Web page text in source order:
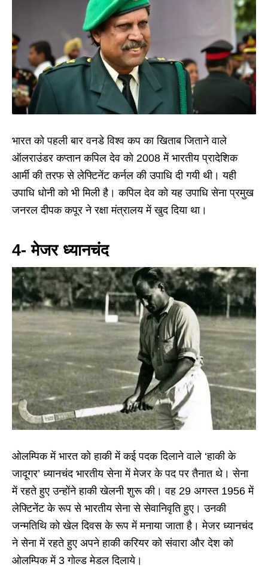
भारत को पहली बार वनडे विश्व कप का खिताब जिताने वाले
ऑलराउंडर कप्तान कपिल देव को 2008 में भारतीय प्रादेशिक
आर्मी की तरफ से लेफ्टिनेंट कर्नल की उपाधि दी गयी थी। यही
उपाधि धोनी को भी मिली है। कपिल देव को यह उपाधि सेना प्रमुख
जनरल दीपक कपूर ने रक्षा मंत्रालय में खुद दिया था।
4- मेजर ध्यानचंद
ओलम्पिक में भारत को हाकी में कई पदक दिलाने वाले ‘हाकी के
जादूगर’ ध्यानचंद भारतीय सेना में मेजर के पद पर तैनात थे। सेना
में रहते हुए उन्होंने हाकी खेलनी शुरू की। वह 29 अगस्त 1956 में
लेफ्टिनेंट के रूप से भारतीय सेना से सेवानिवृति हुए। उनकी
जन्मतिथि को खेल दिवस के रूप में मनाया जाता है। मेजर ध्यानचंद
ने सेना में रहते हुए अपने हाकी करियर को संवारा और देश को
ओलम्पिक में 3 गोल्ड मेडल दिलाये।